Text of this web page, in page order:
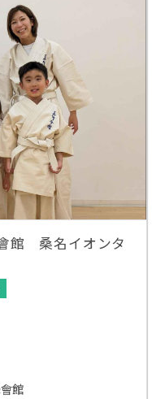
館 桑名イオンタ
館